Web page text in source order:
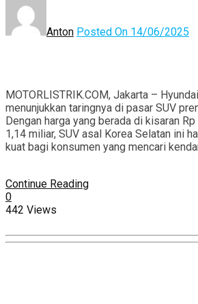
Anton Posted On 14/06/2025
MOTORLISTRIK.COM, Jakarta –
menunjukkan taringnya di pasar SUV
Dengan harga yang berada di kisaran
1,14 miliar, SUV asal Korea Selatan ini
kuat bagi konsumen yang mencari
Continue Reading
0
442 Views